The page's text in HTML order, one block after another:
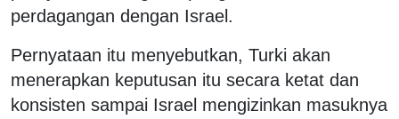
perdagangan dengan Israel.
Pernyataan itu menyebutkan, Turki akan
menerapkan keputusan itu secara ketat dan
konsisten sampai Israel mengizinkan masuknya